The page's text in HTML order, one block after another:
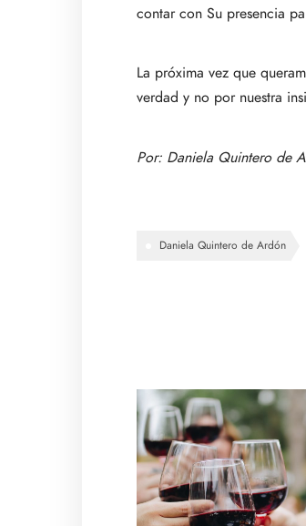
contar con Su presencia
La próxima vez que
verdad y no por nuestra
Por: Daniela Quintero de
Daniela Quintero de Ardón